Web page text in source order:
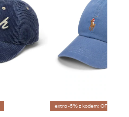
extra -5% z kodem: OFF*